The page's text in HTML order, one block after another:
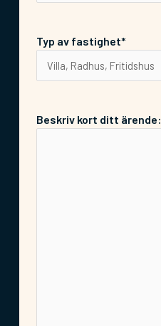
Typ av fastighet*
Beskriv kort ditt ärende: